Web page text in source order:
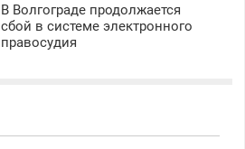
В Волгограде продолжается
сбой в системе электронного
правосудия